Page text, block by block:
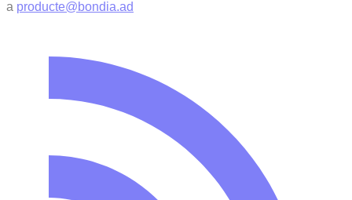
a producte@bondia.ad